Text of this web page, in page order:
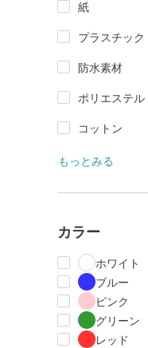
紙
プラスチック
防水素材
ポリエステル
コットン
もっとみる
カラー
ホワイト
ブルー
ピンク
グリーン
レッド